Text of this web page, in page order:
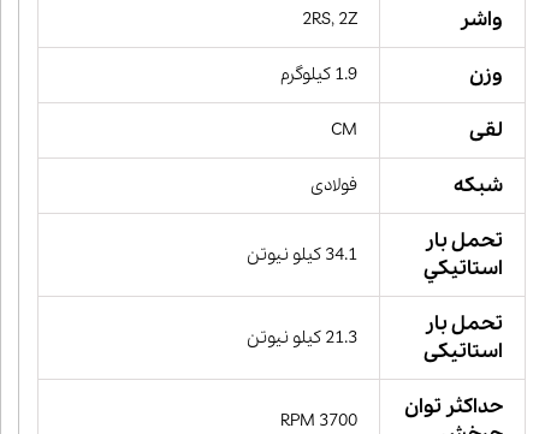
واشر 2RS, 2Z
وزن 1.9 کیلوگرم
لقی CM
شبکه فولادی
تحمل بار
استاتيكي
34.1 کیلو نیوتن
تحمل بار
استاتیکی
21.3 کیلو نیوتن
حداکثر توان
3700 RPM